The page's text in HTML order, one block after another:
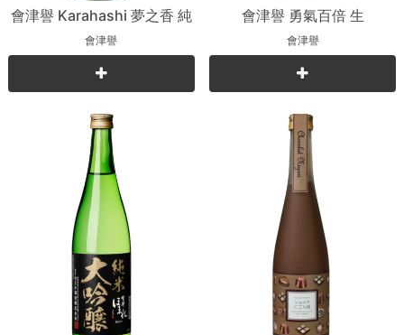
會津譽 Karahashi 夢之香 純
米吟釀
會津譽
會津譽 勇氣百倍 生
會津譽